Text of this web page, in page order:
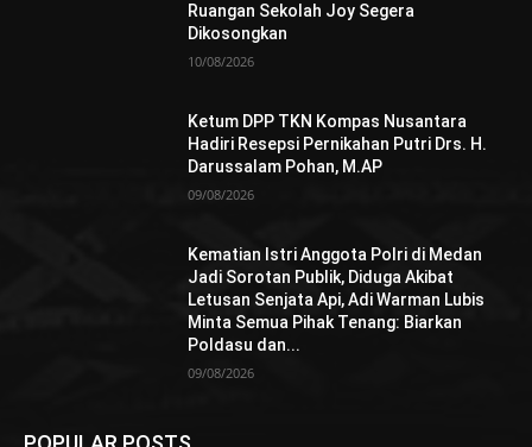
Ruangan Sekolah Joy Segera
Dikosongkan
10/08/2026
Ketum DPP TKN Kompas Nusantara
Hadiri Resepsi Pernikahan Putri Drs. H.
Darussalam Pohan, M.AP
09/08/2026
Kematian Istri Anggota Polri di Medan
Jadi Sorotan Publik, Diduga Akibat
Letusan Senjata Api, Adi Warman Lubis
Minta Semua Pihak Tenang: Biarkan
Poldasu dan...
09/08/2026